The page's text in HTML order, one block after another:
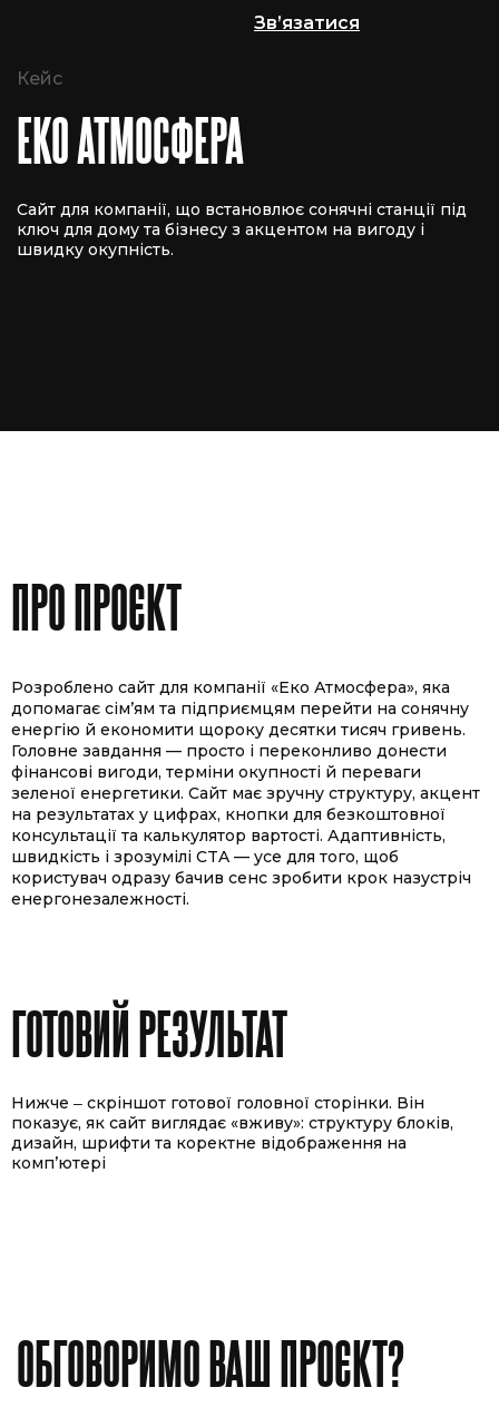
Зв’язатися
Кейс
ЕКО АТМОСФЕРА
Сайт для компанії, що встановлює сонячні станції під
ключ для дому та бізнесу з акцентом на вигоду і
швидку окупність.
ПРО ПРОЄКТ
Розроблено сайт для компанії «Еко Атмосфера», яка
допомагає сім’ям та підприємцям перейти на сонячну
енергію й економити щороку десятки тисяч гривень.
Головне завдання — просто і переконливо донести
фінансові вигоди, терміни окупності й переваги
зеленої енергетики. Сайт має зручну структуру, акцент
на результатах у цифрах, кнопки для безкоштовної
консультації та калькулятор вартості. Адаптивність,
швидкість і зрозумілі CTA — усе для того, щоб
користувач одразу бачив сенс зробити крок назустріч
енергонезалежності.
ГОТОВИЙ РЕЗУЛЬТАТ
Нижче ‒ скріншот готової головної сторінки. Він
показує, як сайт виглядає «вживу»: структуру блоків,
дизайн, шрифти та коректне відображення на
комп’ютері
ОБГОВОРИМО ВАШ ПРОЄКТ?